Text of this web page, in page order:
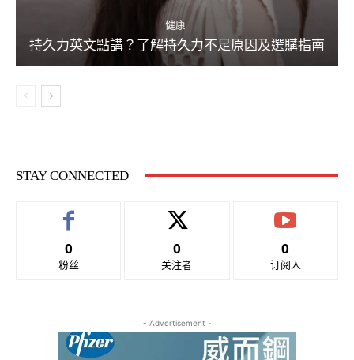
健康
持久力英文點講？了解持久力不足原因及選購指南
STAY CONNECTED
0
粉丝
0
关注者
0
订阅人
- Advertisement -